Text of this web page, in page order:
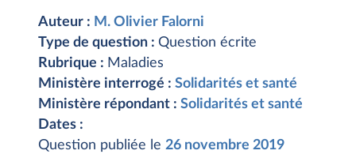
Auteur : M. Olivier Falorni
Type de question : Question écrite
Rubrique : Maladies
Ministère interrogé : Solidarités et santé
Ministère répondant : Solidarités et santé
Dates :
Question publiée le 26 novembre 2019